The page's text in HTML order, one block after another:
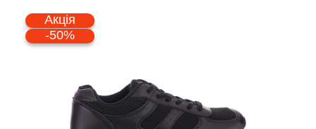
Акція
-50%